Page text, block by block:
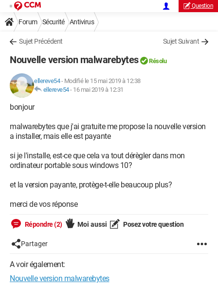
Question
Forum Sécurité Antivirus
Sujet Précédent Sujet Suivant
Nouvelle version malwarebytes Résolu
ellereve54- Modifié le 15 mai 2019 à 12:38
ellereve54- 16 mai 2019 à 12:31
bonjour
malwarebytes que j'ai gratuite me propose la nouvelle version
a installer, mais elle est payante
si je l'installe, est-ce que cela va tout dérègler dans mon
ordinateur portable sous windows 10?
et la version payante, protège-t-elle beaucoup plus?
merci de vos réponse
Répondre (2) Moi aussi Posez votre question
Partager
A voir également:
Nouvelle version malwarebytes